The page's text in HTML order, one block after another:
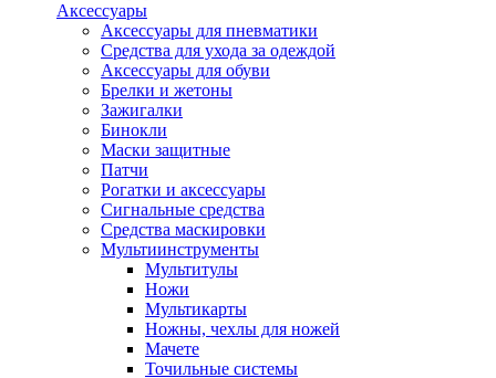
Аксессуары
Аксессуары для пневматики
Средства для ухода за одеждой
Аксессуары для обуви
Брелки и жетоны
Зажигалки
Бинокли
Маски защитные
Патчи
Рогатки и аксессуары
Сигнальные средства
Средства маскировки
Мультиинструменты
Мультитулы
Ножи
Мультикарты
Ножны, чехлы для ножей
Мачете
Точильные системы